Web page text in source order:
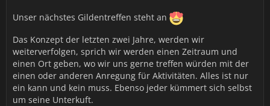
Unser nächstes Gildentreffen steht an
Das Konzept der letzten zwei Jahre, werden wir
weiterverfolgen, sprich wir werden einen Zeitraum und
einen Ort geben, wo wir uns gerne treffen würden mit der
einen oder anderen Anregung für Aktivitäten. Alles ist nur
ein kann und kein muss. Ebenso jeder kümmert sich selbst
um seine Unterkuft.